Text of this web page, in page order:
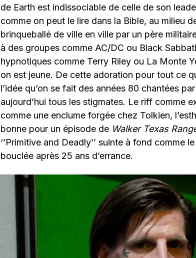
de Earth est indissociable de celle de son
comme on peut le lire dans la Bible, au milieu
brinqueballé de ville en ville par un père
à des groupes comme AC/DC ou Black
hypnotiques comme Terry Riley ou La Monte
on est jeune. De cette adoration pour tout ce
l’idée qu’on se fait des années 80 chantées
aujourd’hui tous les stigmates. Le riff comme
comme une enclume forgée chez Tolkien,
bonne pour un épisode de Walker Texas
‘’Primitive and Deadly’’ suinte à fond comme
bouclée après 25 ans d’errance.